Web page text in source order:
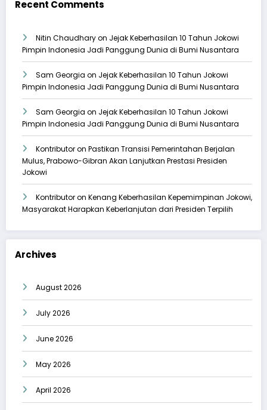
Recent Comments
Nitin Chaudharyon Jejak Keberhasilan 10 Tahun Jokowi
Pimpin Indonesia Jadi Panggung Dunia di Bumi Nusantara
Sam Georgia on Jejak Keberhasilan 10 Tahun Jokowi
Pimpin Indonesia Jadi Panggung Dunia di Bumi Nusantara
Sam Georgia on Jejak Keberhasilan 10 Tahun Jokowi
Pimpin Indonesia Jadi Panggung Dunia di Bumi Nusantara
Kontributoron Pastikan Transisi Pemerintahan Berjalan
Mulus, Prabowo-Gibran Akan Lanjutkan Prestasi Presiden
Jokowi
Kontributoron Kenang Keberhasilan Kepemimpinan Jokowi,
Masyarakat Harapkan Keberlanjutan dari Presiden Terpilih
Archives
August 2026
July 2026
June 2026
May 2026
April 2026